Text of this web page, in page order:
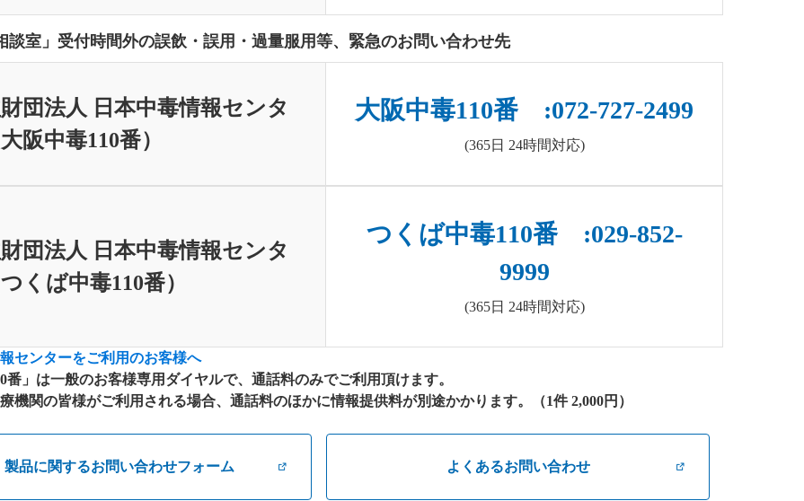
談室」受付時間外の誤飲・誤用・過量服用等、緊急のお問い合わせ先
団法人 日本中毒情報センタ
阪中毒110番）
大阪中毒110番 :072-727-2499
(365日 24時間対応)
団法人 日本中毒情報センタ
くば中毒110番）
つくば中毒110番 :029-852-
9999
(365日 24時間対応)
センターをご利用のお客様へ
番」は一般のお客様専用ダイヤルで、通話料のみでご利用頂けます。
機関の皆様がご利用される場合、通話料のほかに情報提供料が別途かかります。（1件 2,000円）
製品に関するお問い合わせフォーム よくあるお問い合わせ